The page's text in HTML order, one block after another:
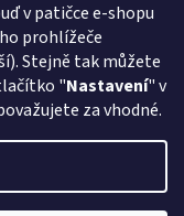
v patičce e-shopu
prohlížeče
Stejně tak můžete
"Nastavení" v
za vhodné.